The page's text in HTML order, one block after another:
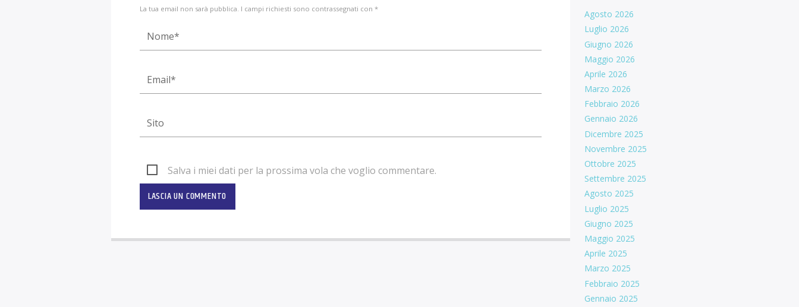
La tua email non sarà pubblica. I campi richiesti sono contrassegnati con *
Salva i miei dati per la prossima vola che voglio commentare.
Agosto 2026
Luglio 2026
Giugno 2026
Maggio 2026
Aprile 2026
Marzo 2026
Febbraio 2026
Gennaio 2026
Dicembre 2025
Novembre 2025
Ottobre 2025
Settembre 2025
Agosto 2025
Luglio 2025
Giugno 2025
Maggio 2025
Aprile 2025
Marzo 2025
Febbraio 2025
Gennaio 2025